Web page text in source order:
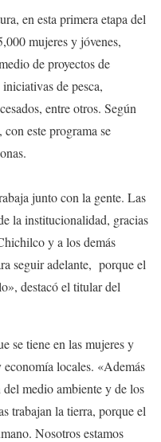
en esta primera etapa del
mujeres y jóvenes,
de proyectos de
de pesca,
entre otros. Según
este programa se
junto con la gente. Las
la institucionalidad, gracias
y a los demás
seguir adelante, porque el
destacó el titular del
se tiene en las mujeres y
locales. «Además
medio ambiente y de los
trabajan la tierra, porque el
Nosotros estamos